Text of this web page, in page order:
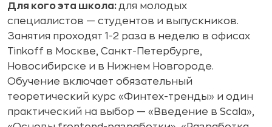
Для кого эта школа: для молодых
специалистов — студентов и выпускников.
Занятия проходят 1-2 раза в неделю в офисах
Tinkoff в Москве, Санкт-Петербурге,
Новосибирске и в Нижнем Новгороде.
Обучение включает обязательный
теоретический курс «Финтех-тренды» и один
практический на выбор — «Введение в Scala»,